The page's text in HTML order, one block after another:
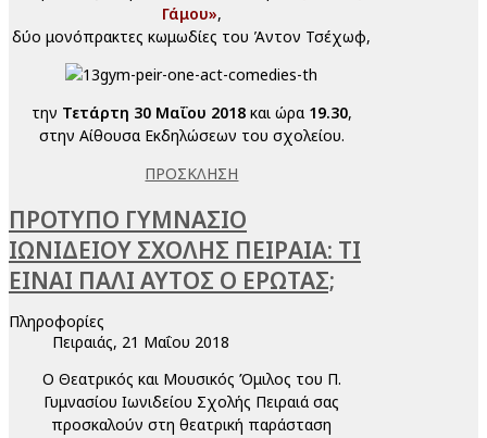
Γάμου»,
δύο μονόπρακτες κωμωδίες του Άντον Τσέχωφ,
την Τετάρτη 30 Μαΐου 2018και ώρα 19.30,
στην Αίθουσα Εκδηλώσεων του σχολείου.
ΠΡΟΣΚΛΗΣΗ
ΠΡΟΤΥΠΟ ΓΥΜΝΑΣΙΟ
ΙΩΝΙΔΕΙΟΥ ΣΧΟΛΗΣ ΠΕΙΡΑΙΑ: ΤΙ
ΕΙΝΑΙ ΠΑΛΙ ΑΥΤΟΣ Ο ΕΡΩΤΑΣ;
Πληροφορίες
Πειραιάς, 21 Μαΐου 2018
Ο Θεατρικός και Μουσικός Όμιλος του Π.
Γυμνασίου Ιωνιδείου Σχολής Πειραιά σας
προσκαλούν στη θεατρική παράσταση